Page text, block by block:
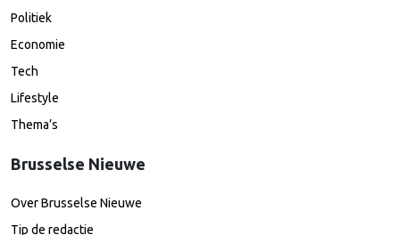
Politiek
Economie
Tech
Lifestyle
Thema’s
Brusselse Nieuwe
Over Brusselse Nieuwe
Tip de redactie